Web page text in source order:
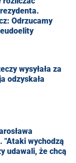
Odrzucamy
wysyłała za
odzyskała
"Ataki wychodzą
udawali, że chcą